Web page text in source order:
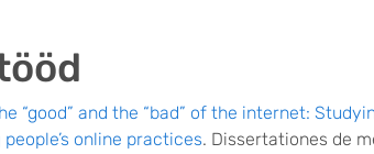
“good” and the “bad” of the internet:
online practices. Dissertationes de